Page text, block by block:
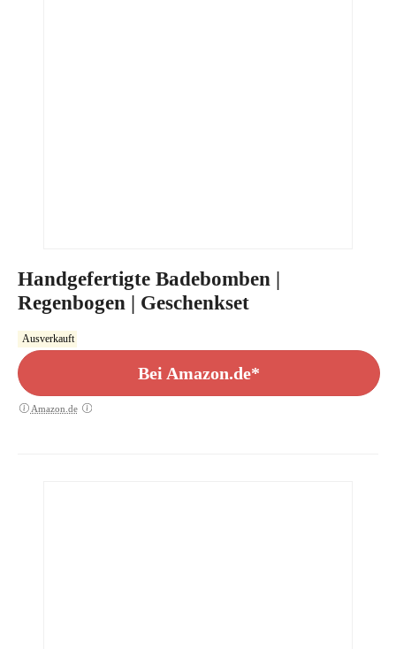
Handgefertigte Badebomben |
Regenbogen | Geschenkset
Ausverkauft
Bei Amazon.de*
Amazon.de